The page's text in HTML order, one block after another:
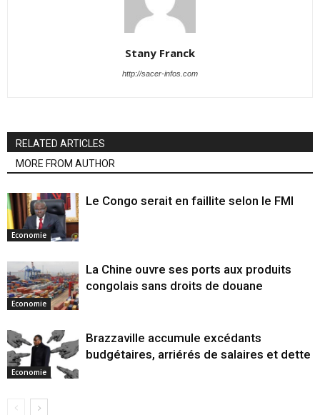
Stany Franck
http://sacer-infos.com
RELATED ARTICLES
MORE FROM AUTHOR
Economie
Le Congo serait en faillite selon le FMI
Economie
La Chine ouvre ses ports aux produits
congolais sans droits de douane
Economie
Brazzaville accumule excédants
budgétaires, arriérés de salaires et dette